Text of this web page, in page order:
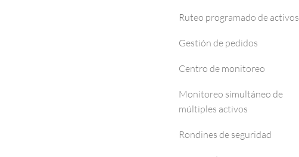
Ruteo programado de activos
Gestión de pedidos
Centro de monitoreo
Monitoreo simultáneo de
múltiples activos
Rondines de seguridad